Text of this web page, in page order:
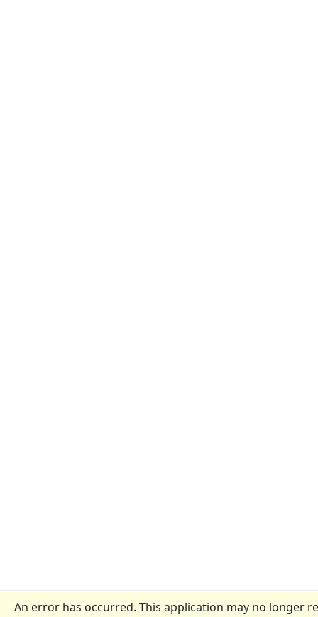
An error has occurred. This application may no longer